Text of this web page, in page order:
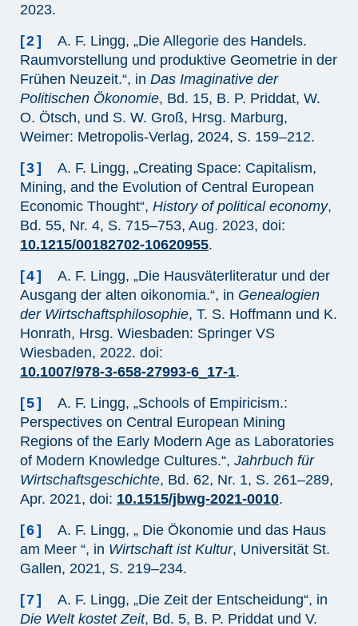
2023.
[2]
A. F. Lingg, „Die Allegorie des Handels.
Raumvorstellung und produktive Geometrie in der
Frühen Neuzeit.“, in Das Imaginative der
Politischen Ökonomie, Bd. 15, B. P. Priddat, W.
O. Ötsch, und S. W. Groß, Hrsg. Marburg,
Weimer: Metropolis-Verlag, 2024, S. 159–212.
[3]
A. F. Lingg, „Creating Space: Capitalism,
Mining, and the Evolution of Central European
Economic Thought“, History of political economy,
Bd. 55, Nr. 4, S. 715–753, Aug. 2023, doi:
10.1215/00182702-10620955.
[4]
A. F. Lingg, „Die Hausväterliteratur und der
Ausgang der alten oikonomia.“, in Genealogien
der Wirtschaftsphilosophie, T. S. Hoffmann und K.
Honrath, Hrsg. Wiesbaden: Springer VS
Wiesbaden, 2022. doi:
10.1007/978-3-658-27993-6_17-1.
[5]
A. F. Lingg, „Schools of Empiricism.:
Perspectives on Central European Mining
Regions of the Early Modern Age as Laboratories
of Modern Knowledge Cultures.“, Jahrbuch für
Wirtschaftsgeschichte, Bd. 62, Nr. 1, S. 261–289,
Apr. 2021, doi: 10.1515/jbwg-2021-0010.
[6]
A. F. Lingg, „ Die Ökonomie und das Haus
am Meer “, in Wirtschaft ist Kultur, Universität St.
Gallen, 2021, S. 219–234.
[7]
A. F. Lingg, „Die Zeit der Entscheidung“, in
Die Welt kostet Zeit, Bd. 5, B. P. Priddat und V.